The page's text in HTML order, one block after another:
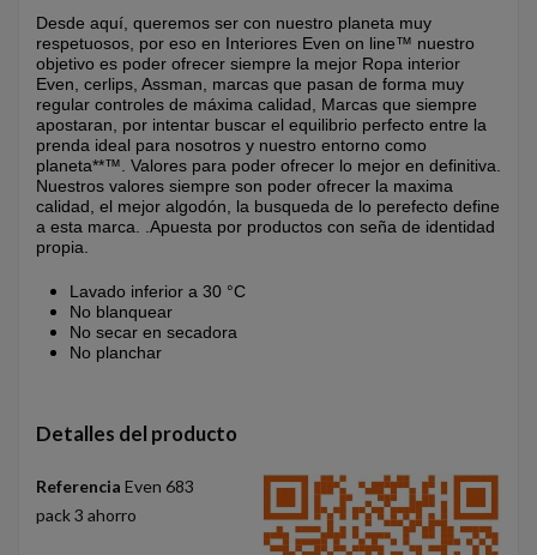
Desde aquí, queremos ser con nuestro planeta muy
respetuosos, por eso en Interiores Even on line™ nuestro
objetivo es poder ofrecer siempre la mejor Ropa interior
Even, cerlips, Assman, marcas que pasan de forma muy
regular controles de máxima calidad, Marcas que siempre
apostaran, por intentar buscar el equilibrio perfecto entre la
prenda ideal para nosotros y nuestro entorno como
planeta**™ . Valores para poder ofrecer lo mejor en definitiva.
Nuestros valores siempre son poder ofrecer la maxima
calidad, el mejor algodón, la busqueda de lo perefecto define
a esta marca.
.Apuesta por productos con seña de identidad
propia.
Lavado inferior a 30 °C
No blanquear
No secar en secadora
No planchar
Detalles del producto
Referencia Even 683
pack 3 ahorro